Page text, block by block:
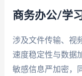
商务办公/学
涉及文件传输、视
速度稳定性与数据
敏感信息严加密，